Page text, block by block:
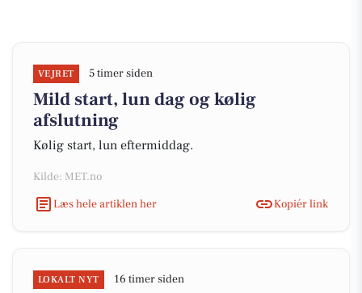
VEJRET 5 timer siden
Mild start, lun dag og kølig
afslutning
Kølig start, lun eftermiddag.
Kilde: MET.no
Læs hele artiklen her
Kopiér link
LOKALT NYT 16 timer siden